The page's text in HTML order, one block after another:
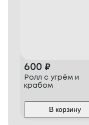
600 ₽
Ролл с угрём и
крабом
В корзину